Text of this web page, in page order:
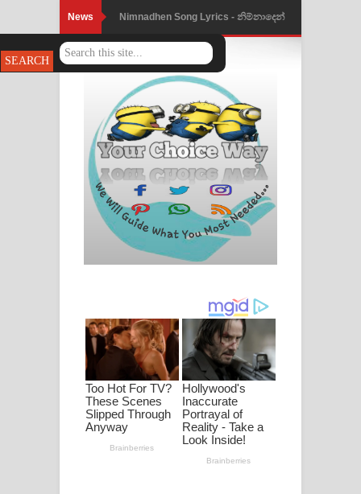
News Nimnadhen Song Lyrics - නිම්නාදෙන්
ගීතයේ පද පෙළ
Obamai Mage Adare Song Lyrics -
ඔබමයි මගේ ආදරේ ගීතයේ පද පෙළ
Pansal Gihin Song Lyrics - පන්සල් ගිහිං
ගීතයේ පද පෙළ
Ankeliya Song Lyrics - අංකෙළිය ගීතයේ
පද පෙළ
ගීතයේ පද පෙළ
MANAMALA KATHA Song Lyrics -
මනමාල කතා ගීතයේ පද පෙළ
Dai Dai Lyrics - Shakira, Burna Boy |
2026 football world cup song lyrics